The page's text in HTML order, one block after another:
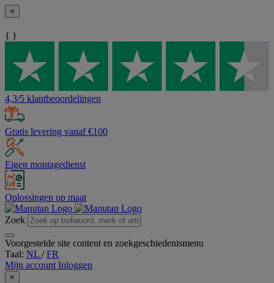
×
{ }
4,3/5 klantbeoordelingen
Gratis levering vanaf €100
Eigen montagedienst
Oplossingen op maat
Zoek
Voorgestelde site content en zoekgeschiedenismenu
Taal: NL /FR
Mijn account Inloggen
×